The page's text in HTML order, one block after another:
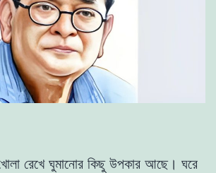
রেখে ঘুমানোর কিছু উপকার আছে। ঘরে